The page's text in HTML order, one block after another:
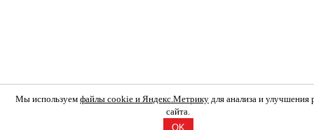
Мы используем файлы cookie и Яндекс.Метрику для анализа и улучшения
сайта.
OK